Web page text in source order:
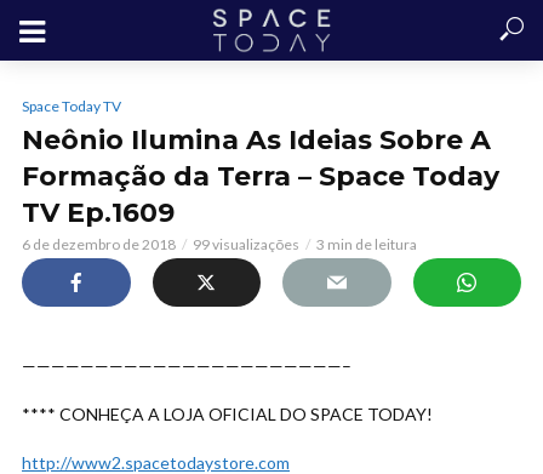
Space Today TV
Neônio Ilumina As Ideias Sobre A
Formação da Terra – Space Today
TV Ep.1609
6 de dezembro de 2018 99 visualizações 3 min de leitura
——————————————————————–
**** CONHEÇA A LOJA OFICIAL DO SPACE TODAY!
http://www2.spacetodaystore.com